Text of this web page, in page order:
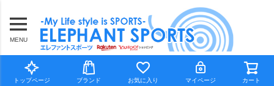
MENU
トップページ ブランド お気に入り マイページ カート